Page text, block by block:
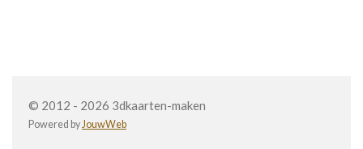
© 2012 - 2026 3dkaarten-maken
Powered by JouwWeb